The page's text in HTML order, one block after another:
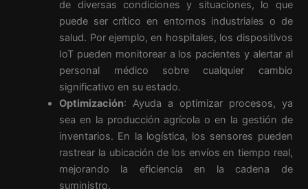
de diversas condiciones y situaciones, lo que
puede ser crítico en entornos industriales o de
salud. Por ejemplo, en hospitales, los dispositivos
IoT pueden monitorear a los pacientes y alertar al
personal médico sobre cualquier cambio
significativo en su estado.
Optimización: Ayuda a optimizar procesos, ya
sea en la producción agrícola o en la gestión de
inventarios. En la logística, los sensores pueden
rastrear la ubicación de los envíos en tiempo real,
mejorando la eficiencia en la cadena de
suministro.